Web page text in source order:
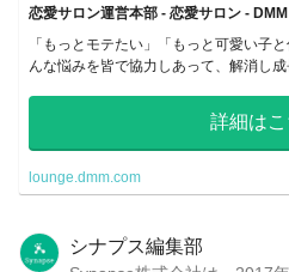
恋愛サロン運営本部 - 恋愛サロン -
「もっとモテたい」「もっと可愛い子
んな悩みを皆で協力しあって、解消し成
詳細はこ
lounge.dmm.com
シナプス編集部